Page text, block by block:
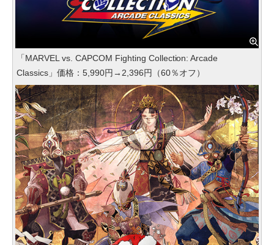
「MARVEL vs. CAPCOM Fighting Collection: Arcade
Classics」価格：5,990円→2,396円（60％オフ）